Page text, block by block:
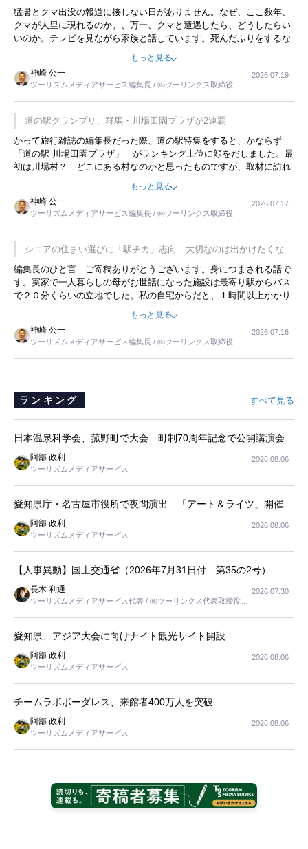
開催
猛暑とクマ出没の報道に接しない日がありません。なぜ、ここ数年、
クマが人里に現れるのか。、万一、クマと遭遇したら、どうしたらい
いのか。テレビを見ながら家族と話しています。死んだふりをするな
んてことは、冗談でもいえません。そんな中で、この企画展はタイム
もっと見る
神崎 公一
ツーリズムメディアサービス編集長 / ㈱ツーリンクス取締役
2026.07.19
道の駅グランプリ、群馬・川場田園プラザが2連覇
かって旅行雑誌の編集長だった際、道の駅特集をすると、かならず
「道の駅 川場田園プラザ」 がランキング上位に顔をだしました。最
初は川場村？ どこにある村なのかと思ったものですが、取材に訪れ
永井 彰一社長にインタビューしたら、興味深い話が次々が飛び出しま
した。プレゼンも巧みで、今でも思い出すことが２つあります。一つ
は、従業員に東京ディズニーランドを見学させ、サービス業、接客業
の何かを理解してもらっていることです。 もう一つは1800円もする
プレミアムヨーグルトを販売するにあたり、社内に懸念もあったそう
です。永井社長は、駐車場に都内ナンバーの高級外車が停まっている
ことに目をつけ、高級商品でも売れると確信したそうです。今回の記
事を懐かしく読みました。
もっと見る
神崎 公一
ツーリズムメディアサービス編集長 / ㈱ツーリンクス取締役
2026.07.17
シニアの住まい選びに「駅チカ」志向 大切なのは出かけたくなる
暮らし
編集長のひと言 ご寄稿ありがとうございます。身につまされる話で
す。実家で一人暮らしの母がお世話になった施設は最寄り駅からバス
で２０分くらいの立地でした。私の自宅からだと、１時間以上かかり
ました。母の住まいから近いという理由で、その施設を選択したので
すが、私と妹にとっては、半日仕事ででした。シニアの住まい選び
は、当人だけではなく、世話をする家族の足の便も考えない外池ない
と思いました。
もっと見る
神崎 公一
ツーリズムメディアサービス編集長 / ㈱ツーリンクス取締役
2026.07.16
ランキング すべて見る
日本温泉科学会、菰野町で大会 町制70周年記念で公開講演会
阿部 政利
ツーリズムメディアサービス
2026.08.06
愛知県庁・名古屋市役所で夜間演出 「アート＆ライツ」開催
阿部 政利
ツーリズムメディアサービス
2026.08.06
【人事異動】国土交通省（2026年7月31日付 第35の2号）
長木 利通
ツーリズムメディアサービス代表 / ㈱ツーリンクス代表取締役社
2026.07.30
愛知県、アジア大会に向けナイト観光サイト開設
阿部 政利
ツーリズムメディアサービス
2026.08.06
チームラボボーダレス、来館者400万人を突破
阿部 政利
ツーリズムメディアサービス
2026.08.06